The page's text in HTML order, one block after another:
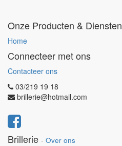
Onze Producten & Diensten
Home
Connecteer met ons
Contacteer ons
03/219 19 18
brillerie@hotmail.com
Brillerie - Over ons